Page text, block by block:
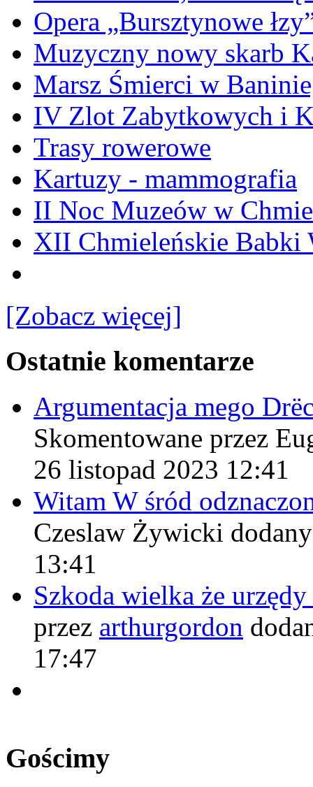
Opera „Bursztynowe
Muzyczny nowy skarb
Marsz Śmierci w
IV Zlot Zabytkowych i
Trasy rowerowe
Kartuzy - mammografia
II Noc Muzeów w
XII Chmieleńskie Babki
[Zobacz więcej]
Ostatnie komentarze
Argumentacja mego
Skomentowane przez
26 listopad 2023 12:41
Witam W śród
Czeslaw Żywicki
13:41
Szkoda wielka że
przez arthurgordon
17:47
Gościmy